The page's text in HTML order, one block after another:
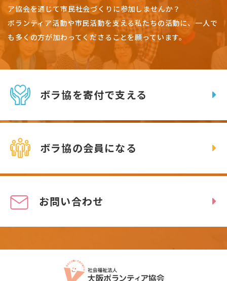
ア協会を通じて市民社会づくりに参加しませんか？
ボランティア活動や市民活動を支える私たちの活動に、一人で
も多くの方が加わってくださることを願っています。
ボラ協を寄付で支える
ボラ協の会員になる
お問い合わせ